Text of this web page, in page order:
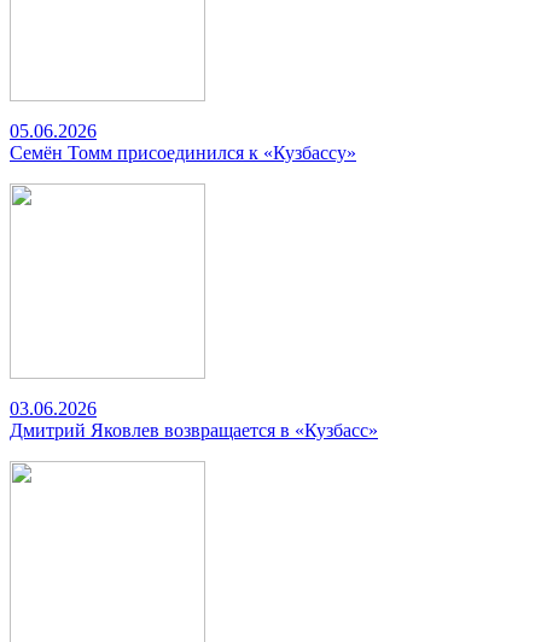
05.06.2026
Семён Томм присоединился к «Кузбассу»
03.06.2026
Дмитрий Яковлев возвращается в «Кузбасс»